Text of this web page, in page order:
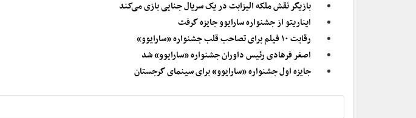
بازیگر نقش ملکه الیزابت در یک سریال جنایی بازی می‌کند
ایناریتو از جشنواره سارایوو جایزه گرفت
رقابت ۱۰ فیلم برای تصاحب قلب جشنواره «سارایوو»
اصغر فرهادی رئیس داوران جشنواره «سارایوو» شد
جایزه اول جشنواره «سارایوو» برای سینمای گرجستان